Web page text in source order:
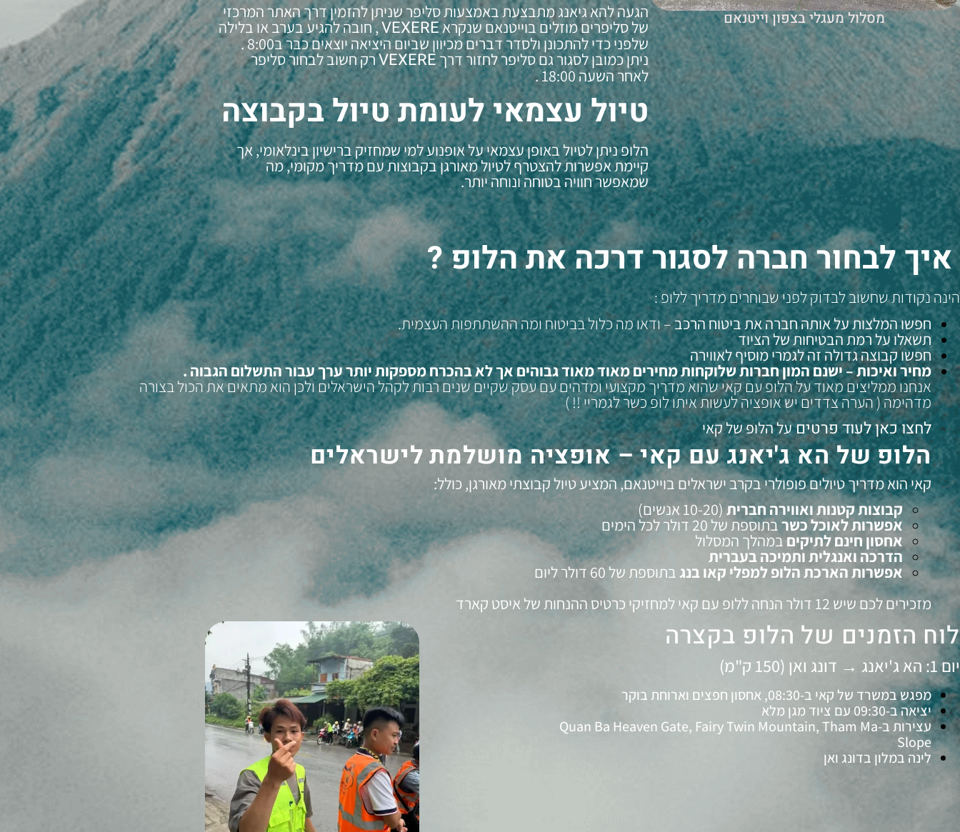
מסלול מעגלי בצפון וייטנאם הגעה להא גיאנג מתבצעת באמצעות סליפר שניתן להזמין דרך האתר המרכזי
של סליפרים מוזלים בוייטנאם שנקראVEXERE, חובה להגיע בערב או בלילה
שלפני כדי להתכונן ולסדר דברים מכיוון שביום היציאה יוצאים כבר ב8:00 .
ניתן כמובן לסגור גם סליפר לחזור דרךVEXEREרק חשוב לבחור סליפר
לאחר השעה 18:00 .
טיול עצמאי לעומת טיול בקבוצה
הלופ ניתן לטיול באופן עצמאי על אופנוע למי שמחזיק ברישיון בינלאומי, אך
קיימת אפשרות להצטרף לטיול מאורגן בקבוצות עם מדריך מקומי, מה
שמאפשר חוויה בטוחה ונוחה יותר.
איך לבחור חברה לסגור דרכה את הלופ ?
הינה נקודות שחשוב לבדוק לפני שבוחרים מדריך ללופ :
חפשו המלצות על אותה חברה את ביטוח הרכב– ודאו מה כלול בביטוח ומה ההשתתפות העצמית.
תשאלו על רמת הבטיחות של הציוד
חפשו קבוצה גדולה זה לגמרי מוסיף לאווירה
מחיר ואיכות – ישנם המון חברות שלוקחות מחירים מאוד מאוד גבוהים אך לא בהכרח מספקות יותר ערך עבור התשלום הגבוה .
אנחנו ממליצים מאוד על הלופ עם קאי שהוא מדריך מקצועי ומדהים עם עסק שקיים שנים רבות לקהל הישראלים ולכן הוא מתאים את הכול בצורה
מדהימה ( הערה צדדים יש אופציה לעשות איתו לופ כשר לגמריי !! )
לחצו כאן לעוד פרטיםעלהלופ של קאי
הלופ של הא ג'יאנג עם קאי – אופציה מושלמת לישראלים
קאי הוא מדריך טיולים פופולרי בקרב ישראלים בוייטנאם, המציע טיול קבוצתי מאורגן, כולל:
קבוצות קטנות ואווירה חברית(10-20 אנשים)
אפשרות לאוכל כשרבתוספת של 20 דולר לכל הימים
אחסון חינם לתיקיםבמהלך המסלול
הדרכה ואנגלית ותמיכה בעברית
אפשרות הארכת הלופ למפלי קאו בנגבתוספת של 60 דולר ליום
מזכירים לכם שיש 12 דולר הנחה ללופ עם קאי למחזיקי כרטיס ההנחות של איסט קארד
לוח הזמנים של הלופ בקצרה
יום 1: הא ג'יאנג → דונג ואן (150 ק"מ)
מפגש במשרד של קאי ב-08:30, אחסון חפצים וארוחת בוקר
יציאה ב-09:30 עם ציוד מגן מלא
עצירות ב-Quan Ba Heaven Gate, Fairy Twin Mountain, Tham Ma
Slope
לינה במלון בדונג ואן